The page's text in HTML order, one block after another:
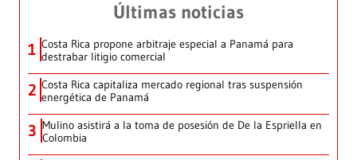
Últimas noticias
1 Costa Rica propone arbitraje especial a Panamá para
destrabar litigio comercial
2 Costa Rica capitaliza mercado regional tras suspensión
energética de Panamá
3 Mulino asistirá a la toma de posesión de De la Espriella en
Colombia